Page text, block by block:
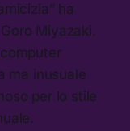
ha
Miyazaki.
ma inusuale
per lo stile